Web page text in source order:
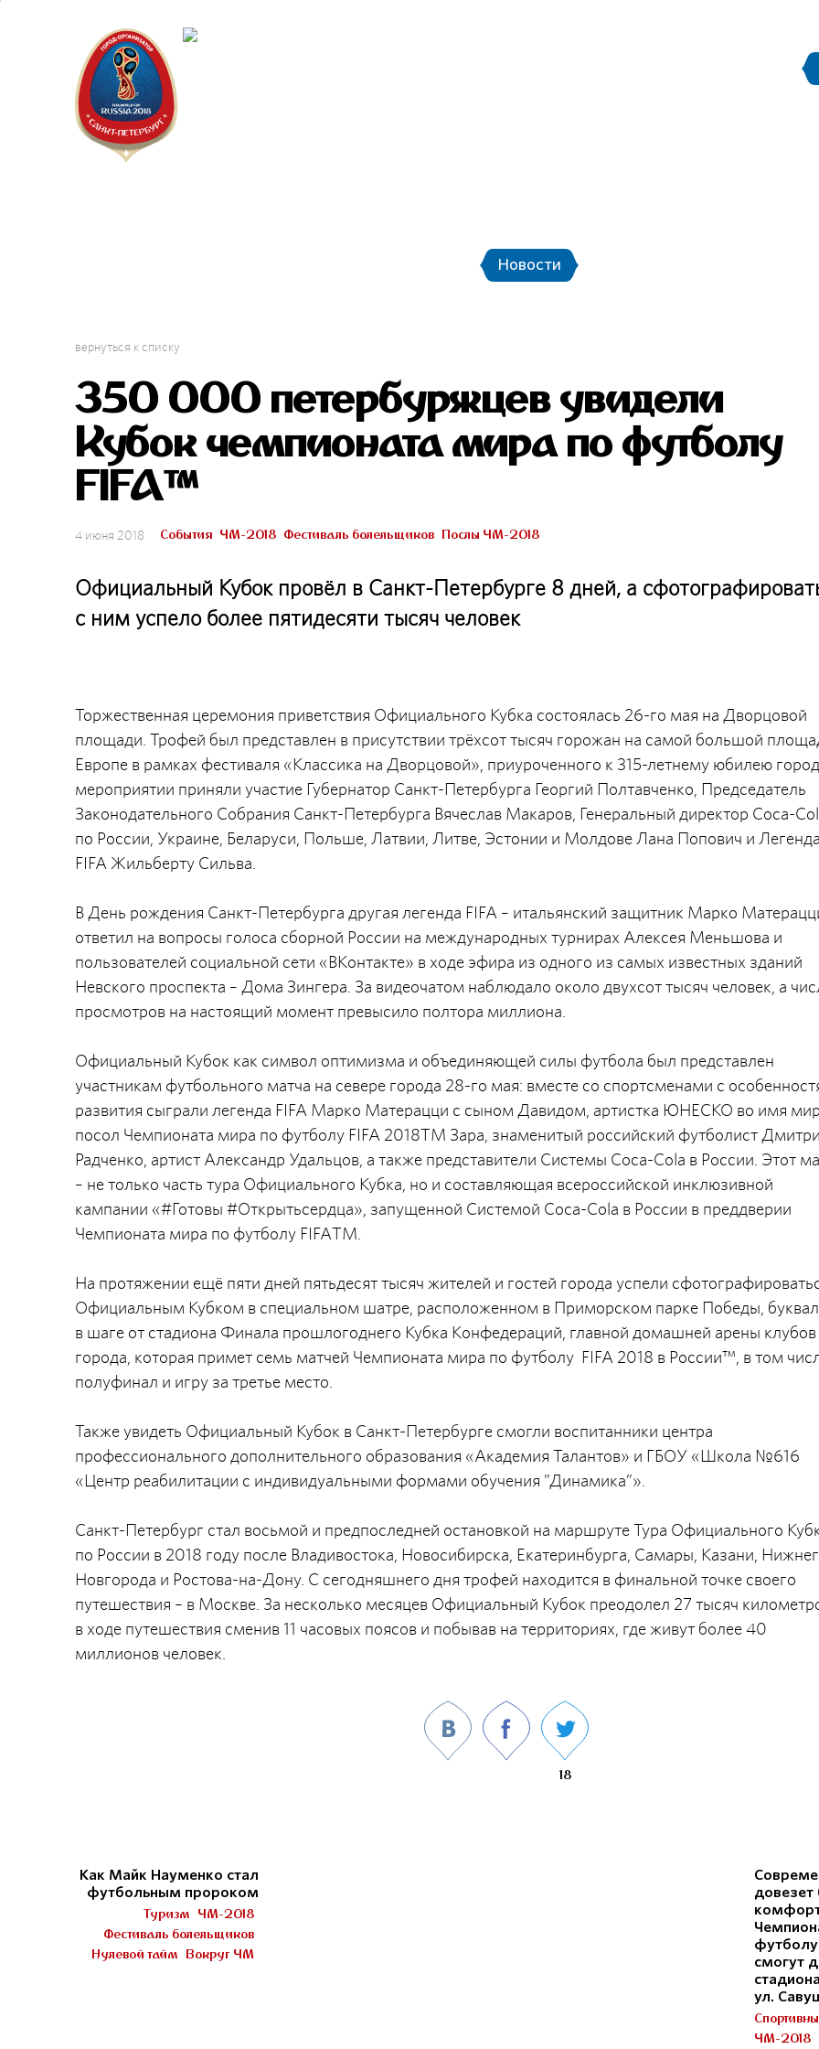
Новости
вернуться к списку
350 000 петербуржцев увидели
Кубок чемпионата мира по футболу
FIFA™
4 июня 2018 События ЧМ-2018 Фестиваль болельщиков Послы ЧМ-2018
Официальный Кубок провёл в Санкт-Петербурге 8 дней, а
с ним успело более пятидесяти тысяч человек
Торжественная церемония приветствия Официального Кубка состоялась 26-го мая на Дворцовой
площади. Трофей был представлен в присутствии трёхсот тысяч горожан на самой большой
Европе в рамках фестиваля «Классика на Дворцовой», приуроченного к 315-летнему юбилею
мероприятии приняли участие Губернатор Санкт-Петербурга Георгий Полтавченко, Председатель
Законодательного Собрания Санкт-Петербурга Вячеслав Макаров, Генеральный директор Coca-
по России, Украине, Беларуси, Польше, Латвии, Литве, Эстонии и Молдове Лана Попович и Легенда
FIFA Жильберту Сильва.
В День рождения Санкт-Петербурга другая легенда FIFA – итальянский защитник Марко
ответил на вопросы голоса сборной России на международных турнирах Алексея Меньшова и
пользователей социальной сети «ВКонтакте» в ходе эфира из одного из самых известных зданий
Невского проспекта – Дома Зингера. За видеочатом наблюдало около двухсот тысяч человек, а
просмотров на настоящий момент превысило полтора миллиона.
Официальный Кубок как символ оптимизма и объединяющей силы футбола был представлен
участникам футбольного матча на севере города 28-го мая: вместе со спортсменами с
развития сыграли легенда FIFA Марко Матерацци с сыном Давидом, артистка ЮНЕСКО во имя
посол Чемпионата мира по футболу FIFA 2018TM Зара, знаменитый российский футболист
Радченко, артист Александр Удальцов, а также представители Системы Coca-Cola в России. Этот
– не только часть тура Официального Кубка, но и составляющая всероссийской инклюзивной
кампании «#Готовы #Открытьсердца», запущенной Системой Coca-Cola в России в преддверии
Чемпионата мира по футболу FIFAТМ.
На протяжении ещё пяти дней пятьдесят тысяч жителей и гостей города успели
Официальным Кубком в специальном шатре, расположенном в Приморском парке Победы,
в шаге от стадиона Финала прошлогоднего Кубка Конфедераций, главной домашней арены клубов
города, которая примет семь матчей Чемпионата мира по футболу FIFA 2018 в России™, в том
полуфинал и игру за третье место.
Также увидеть Официальный Кубок в Санкт-Петербурге смогли воспитанники центра
профессионального дополнительного образования «Академия Талантов» и ГБОУ «Школа №616
«Центр реабилитации с индивидуальными формами обучения ”Динамика”».
Санкт-Петербург стал восьмой и предпоследней остановкой на маршруте Тура Официального
по России в 2018 году после Владивостока, Новосибирска, Екатеринбурга, Самары, Казани,
Новгорода и Ростова-на-Дону. С сегодняшнего дня трофей находится в финальной точке своего
путешествия – в Москве. За несколько месяцев Официальный Кубок преодолел 27 тысяч
в ходе путешествия сменив 11 часовых поясов и побывав на территориях, где живут более 40
миллионов человек.
18
Как Майк Науменко стал
футбольным пророком
Туризм ЧМ-2018
Фестиваль болельщиков
Нулевой тайм Вокруг ЧМ
довезет
футболу
смогут
ул.
ЧМ-2018